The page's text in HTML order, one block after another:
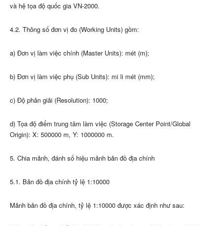
và hệ tọa độ quốc gia VN-2000.
4.2. Thông số đơn vị đo (Working Units) gồm:
a) Đơn vị làm việc chính (Master Units): mét (m);
b) Đơn vị làm việc phụ (Sub Units): mi li mét (mm);
c) Độ phân giải (Resolution): 1000;
d) Tọa độ điểm trung tâm làm việc (Storage Center Point/Global
Origin): X: 500000 m, Y: 1000000 m.
5. Chia mảnh, đánh số hiệu mảnh bản đồ địa chính
5.1. Bản đồ địa chính tỷ lệ 1:10000
Mảnh bản đồ địa chính, tỷ lệ 1:10000 được xác định như sau: